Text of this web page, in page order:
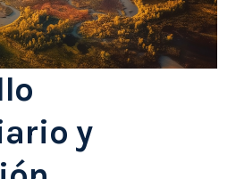
y